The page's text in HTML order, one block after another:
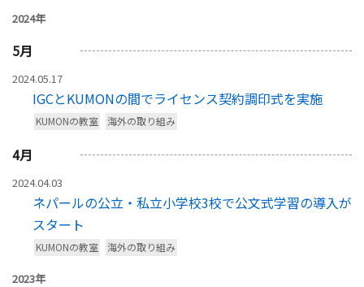
2024年
5月
2024.05.17
IGCとKUMONの間でライセンス契約調印式を実施
KUMONの教室 海外の取り組み
4月
2024.04.03
ネパールの公立・私立小学校3校で公文式学習の導入が
スタート
KUMONの教室 海外の取り組み
2023年